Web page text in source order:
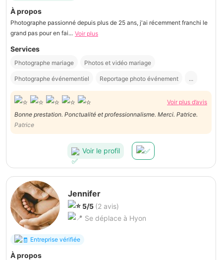
À propos
Photographe passionné depuis plus de 25 ans, j'ai récemment franchi le
grand pas pour en fai... Voir plus
Services
Photographe mariage Photos et vidéo mariage
Photographe événementiel Reportage photo événement ...
Voir plus d’avis
Bonne prestation. Ponctualité et professionnalisme. Merci. Patrice.
Patrice
Voir le profil
Jennifer
5/5 (2 avis)
Se déplace à Hyon
Entreprise vérifiée
À propos